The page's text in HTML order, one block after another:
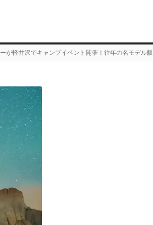
が軽井沢でキャンプイベント開催！往年の名モデル